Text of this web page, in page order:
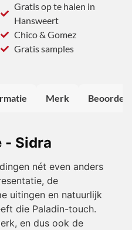
Gratis op te halen in
Hansweert
Chico & Gomez
Gratis samples
Merk
- Sidra
nét even anders
de
uitingen en natuurlijk
die Paladin-touch.
en dus ook de